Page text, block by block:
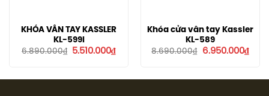
KHÓA VÂN TAY KASSLER
KL-599I
6.890.000₫
Giá
5.510.000₫Giá
5.510.000₫.
Khóa cửa vân tay Kassler
KL-589
8.690.000₫
Giá
6.950.000₫Giá